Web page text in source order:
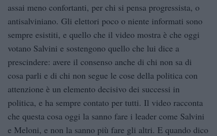
assai meno confortanti, per chi si pensa progressista, o
antisalviniano. Gli elettori poco o niente informati sono
sempre esistiti, e quello che il video mostra è che oggi
votano Salvini e sostengono quello che lui dice a
prescindere: avere il consenso anche di chi non sa di
cosa parli e di chi non segue le cose della politica con
attenzione è un elemento decisivo dei successi in
politica, e ha sempre contato per tutti. Il video racconta
che questa cosa oggi la sanno fare i leader come Salvini
e Meloni, e non la sanno più fare gli altri. E quando dico